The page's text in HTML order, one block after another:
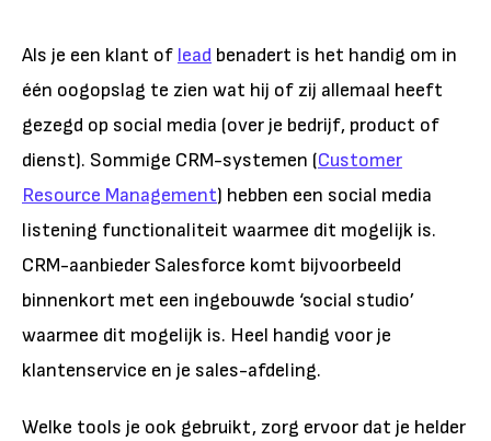
Als je een klant of lead benadert is het handig om in
één oogopslag te zien wat hij of zij allemaal heeft
gezegd op social media (over je bedrijf, product of
dienst). Sommige CRM-systemen (Customer
Resource Management) hebben een social media
listening functionaliteit waarmee dit mogelijk is.
CRM-aanbieder Salesforce komt bijvoorbeeld
binnenkort met een ingebouwde ‘social studio’
waarmee dit mogelijk is. Heel handig voor je
klantenservice en je sales-afdeling.
Welke tools je ook gebruikt, zorg ervoor dat je helder